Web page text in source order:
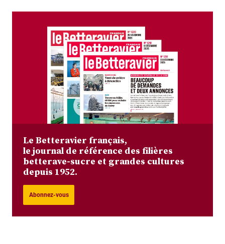
Le Betteravier français,
le journal de référence des filières
betterave-sucre et grandes cultures
depuis 1952.
Abonnez-vous